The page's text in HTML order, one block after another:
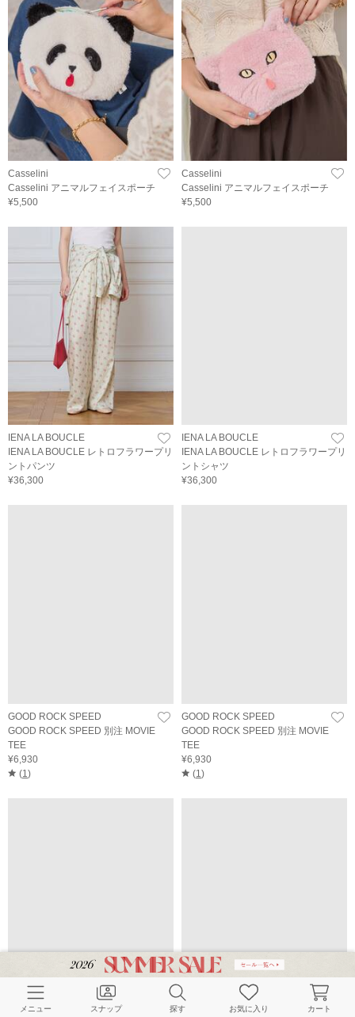
Casselini
Casselini アニマルフェイスポーチ
¥5,500
Casselini
Casselini アニマルフェイスポーチ
¥5,500
IENA LA BOUCLE
IENA LA BOUCLE レトロフラワープリ
ントパンツ
¥36,300
IENA LA BOUCLE
IENA LA BOUCLE レトロフラワープリ
ントシャツ
¥36,300
GOOD ROCK SPEED
GOOD ROCK SPEED 別注 MOVIE
TEE
¥6,930
(1 )
GOOD ROCK SPEED
GOOD ROCK SPEED 別注 MOVIE
TEE
¥6,930
(1 )
GOOD ROCK SPEED TICCA
メニュー スナップ 探す お気に入り カート